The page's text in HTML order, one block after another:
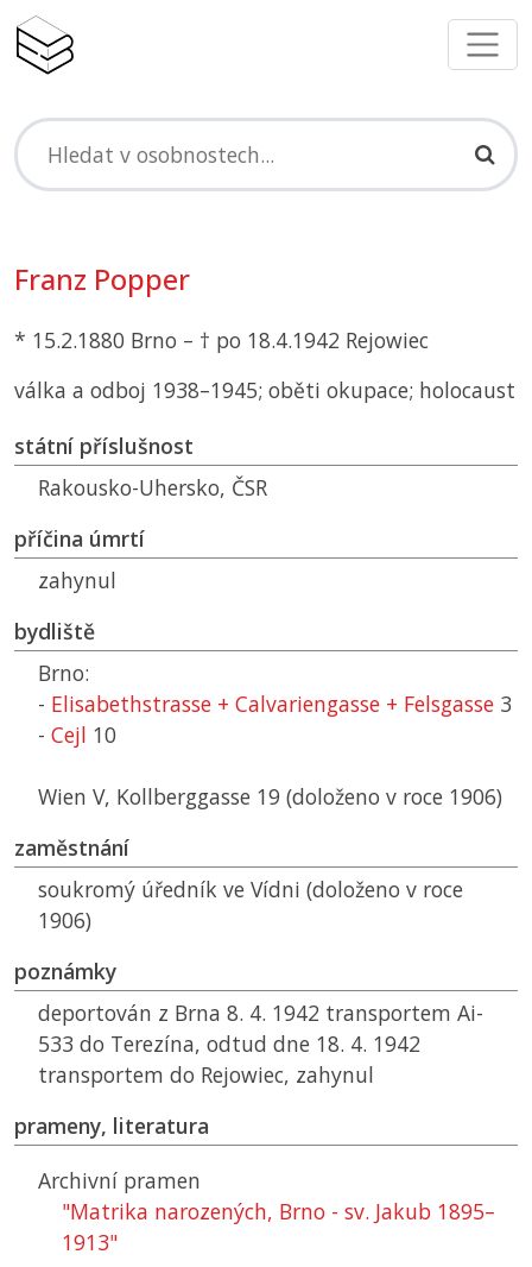
Franz Popper
* 15.2.1880 Brno – † po 18.4.1942 Rejowiec
válka a odboj 1938–1945; oběti okupace; holocaust
státní příslušnost
Rakousko-Uhersko, ČSR
příčina úmrtí
zahynul
bydliště
Brno:
- Elisabethstrasse + Calvariengasse + Felsgasse 3
- Cejl 10
Wien V, Kollberggasse 19 (doloženo v roce 1906)
zaměstnání
soukromý úředník ve Vídni (doloženo v roce
1906)
poznámky
deportován z Brna 8. 4. 1942 transportem Ai-
533 do Terezína, odtud dne 18. 4. 1942
transportem do Rejowiec, zahynul
prameny, literatura
Archivní pramen
"Matrika narozených, Brno - sv. Jakub 1895–
1913"